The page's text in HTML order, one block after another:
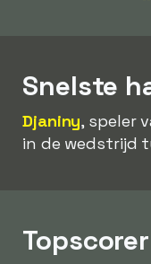
Snelste
Djaniny, speler
in de wedstrijd